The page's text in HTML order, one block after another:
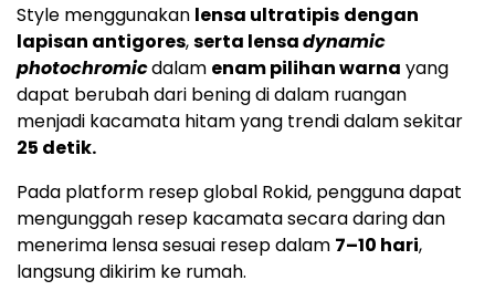
Style menggunakan lensa ultratipis dengan
lapisan antigores,serta lensadynamic
photochromicdalam enam pilihan warna yang
dapat berubah dari bening di dalam ruangan
menjadi kacamata hitam yang trendi dalam sekitar
25 detik.
Pada platform resep global Rokid, pengguna dapat
mengunggah resep kacamata secara daring dan
menerima lensa sesuai resep dalam 7–10 hari,
langsung dikirim ke rumah.